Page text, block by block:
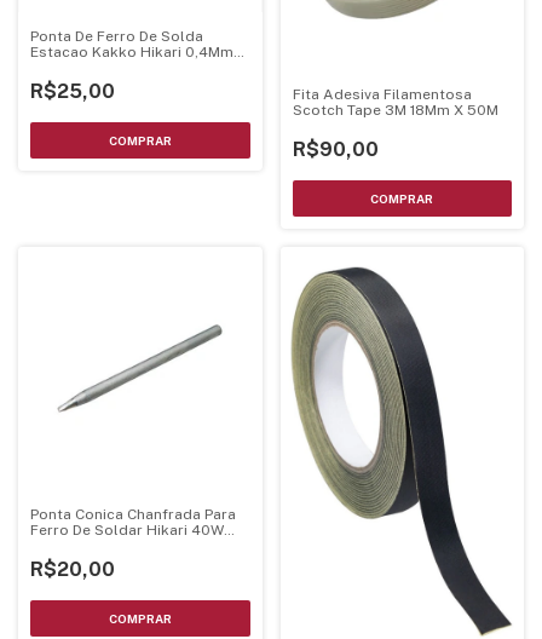
Ponta De Ferro De Solda
Estacao Kakko Hikari 0,4Mm
R$25,00
Fita Adesiva Filamentosa
Scotch Tape 3M 18Mm X 50M
R$90,00
Ponta Conica Chanfrada Para
Ferro De Soldar Hikari 40W
R$20,00